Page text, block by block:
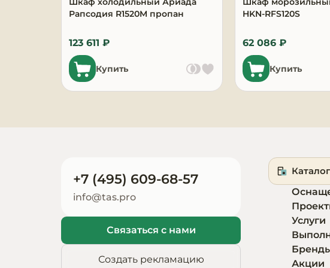
Запчасти для
Рапсодия R1520M пропан
123 611 ₽
Купить
HKN-RFS120S
62 086 ₽
Купить
+7 (495) 609-68-57
info@tas.pro
Связаться с нами
Создать рекламацию
Услуги
Акции